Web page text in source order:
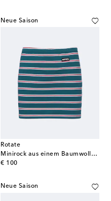
Neue Saison
Rotate
Minirock aus einem Baumwollgemisch
€ 100
original price
Neue Saison